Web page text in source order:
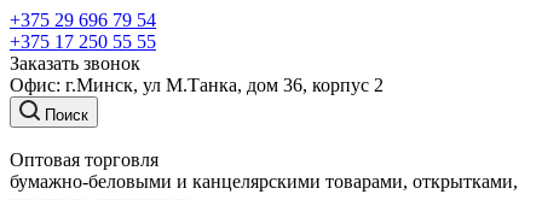
+375 29 696 79 54
+375 17 250 55 55
Заказать звонок
Офис: г.Минск, ул М.Танка, дом 36, корпус 2
Поиск
Оптовая торговля
бумажно-беловыми и канцелярскими товарами, открытками,